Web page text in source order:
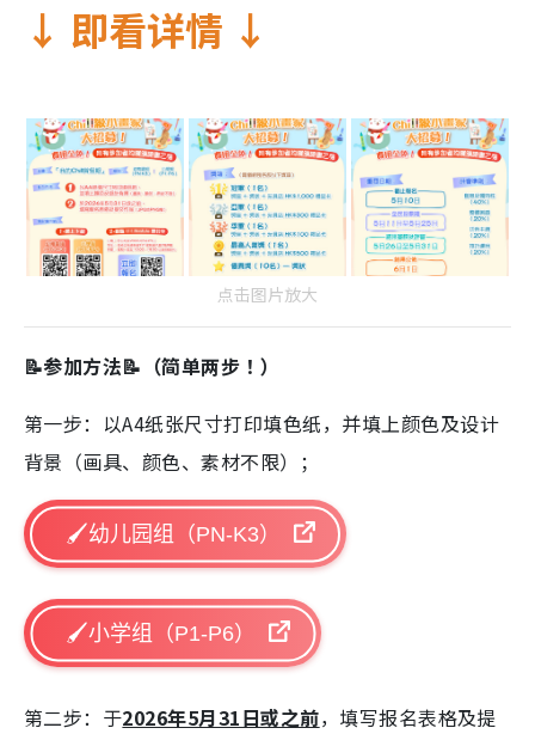
↓ 即看详情 ↓
点击图片放大
📝参加方法📝（简单两步！）
第一步：以A4纸张尺寸打印填色纸，并填上颜色及设计
背景（画具、颜色、素材不限）；
🖌️幼儿园组（PN-K3）
🖌️小学组（P1-P6）
第二步：于2026年5月31日或之前，填写报名表格及提